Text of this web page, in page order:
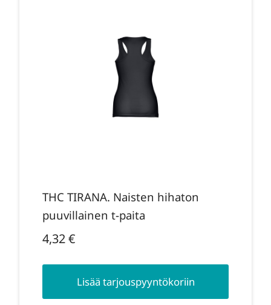
THC TIRANA. Naisten hihaton
puuvillainen t-paita
4,32€
Lisää tarjouspyyntökoriin